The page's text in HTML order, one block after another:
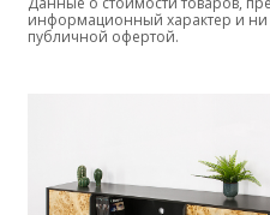
информационный характер и ни
публичной офертой.